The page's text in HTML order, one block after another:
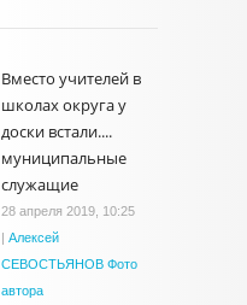
Вместо учителей в
школах округа у
доски встали....
муниципальные
служащие
28 апреля 2019, 10:25
| Алексей
СЕВОСТЬЯНОВ Фото
автора